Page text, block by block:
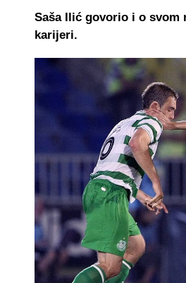
Saša Ilić govorio i o svom
karijeri.